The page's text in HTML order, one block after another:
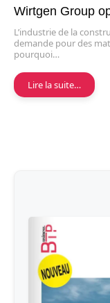
Wirtgen Group
L’industrie de la
demande pour des
pourquoi…
Lire la suite…